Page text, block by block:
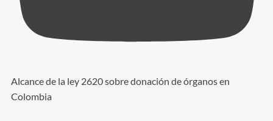
Alcance de la ley 2620 sobre donación de órganos en
Colombia